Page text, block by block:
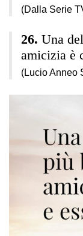
(Dalla Serie
Una
amicizia è
(Lucio Anneo